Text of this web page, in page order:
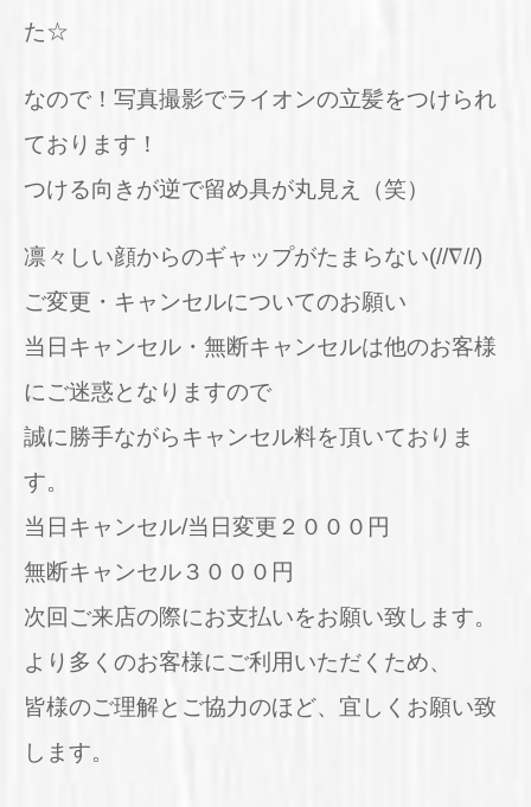
た☆
なので！写真撮影でライオンの立髪をつけられ
ております！
つける向きが逆で留め具が丸見え（笑）
凛々しい顔からのギャップがたまらない(//∇//)
ご変更・キャンセルについてのお願い
当日キャンセル・無断キャンセルは他のお客様
にご迷惑となりますので
誠に勝手ながらキャンセル料を頂いておりま
す。
当日キャンセル/当日変更２０００円
無断キャンセル３０００円
次回ご来店の際にお支払いをお願い致します。
より多くのお客様にご利用いただくため、
皆様のご理解とご協力のほど、宜しくお願い致
します。